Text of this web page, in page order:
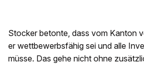
Stocker betonte, dass vom Kanton
er wettbewerbsfähig sei und alle
müsse. Das gehe nicht ohne